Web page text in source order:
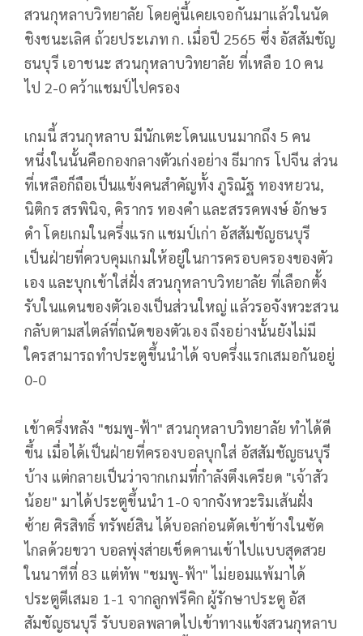
สวนกุหลาบวิทยาลัย โดยคู่นี้เคยเจอกันมาแล้วในนัด
ชิงชนะเลิศ ถ้วยประเภท ก. เมื่อปี 2565 ซึ่ง อัสสัมชัญ
ธนบุรี เอาชนะ สวนกุหลาบวิทยาลัย ที่เหลือ 10 คน
ไป 2-0 คว้าแชมป์ไปครอง
เกมนี้ สวนกุหลาบ มีนักเตะโดนแบนมากถึง 5 คน
หนึ่งในนั้นคือกองกลางตัวเก่งอย่าง ธีมากร โปจีน ส่วน
ที่เหลือก็ถือเป็นแข้งคนสำคัญทั้ง ภูริณัฐ ทองหยวน,
นิติกร สรพินิจ, คิรากร ทองคำ และสรรคพงษ์ อักษร
ดำ โดยเกมในครึ่งแรก แชมป์เก่า อัสสัมชัญธนบุรี
เป็นฝ่ายที่ควบคุมเกมให้อยู่ในการครอบครองของตัว
เอง และบุกเข้าใส่ฝั่ง สวนกุหลาบวิทยาลัย ที่เลือกตั้ง
รับในแดนของตัวเองเป็นส่วนใหญ่ แล้วรอจังหวะสวน
กลับตามสไตล์ที่ถนัดของตัวเอง ถึงอย่างนั้นยังไม่มี
ใครสามารถทำประตูขึ้นนำได้ จบครึ่งแรกเสมอกันอยู่
0-0
เข้าครึ่งหลัง "ชมพู-ฟ้า" สวนกุหลาบวิทยาลัย ทำได้ดี
ขึ้น เมื่อได้เป็นฝ่ายที่ครองบอลบุกใส่ อัสสัมชัญธนบุรี
บ้าง แต่กลายเป็นว่าจากเกมที่กำลังตึงเครียด "เจ้าสัว
น้อย" มาได้ประตูขึ้นนำ 1-0 จากจังหวะริมเส้นฝั่ง
ซ้าย ศิรสิทธิ์ ทรัพย์สิน ได้บอลก่อนตัดเข้าข้างในซัด
ไกลด้วยขวา บอลพุ่งส่ายเช็ดคานเข้าไปแบบสุดสวย
ในนาทีที่ 83 แต่ทัพ "ชมพู-ฟ้า" ไม่ยอมแพ้มาได้
ประตูตีเสมอ 1-1 จากลูกฟรีคิก ผู้รักษาประตู อัส
สัมชัญธนบุรี รับบอลพลาดไปเข้าทางแข้งสวนกุหลาบ